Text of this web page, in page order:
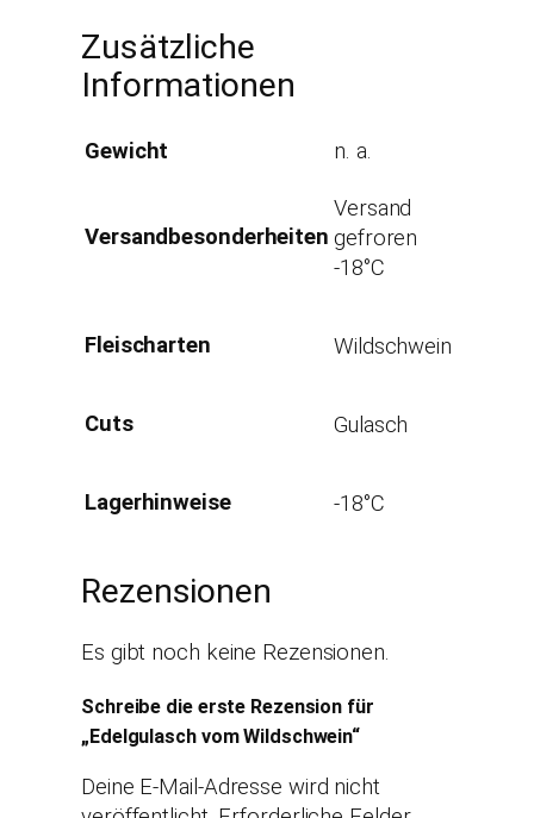
Zusätzliche
Informationen
Gewicht n. a.
Versandbesonderheiten
Versand
gefroren
-18°C
Fleischarten Wildschwein
Cuts Gulasch
Lagerhinweise -18°C
Rezensionen
Es gibt noch keine Rezensionen.
Schreibe die erste Rezension für
„Edelgulasch vom Wildschwein“
Deine E-Mail-Adresse wird nicht